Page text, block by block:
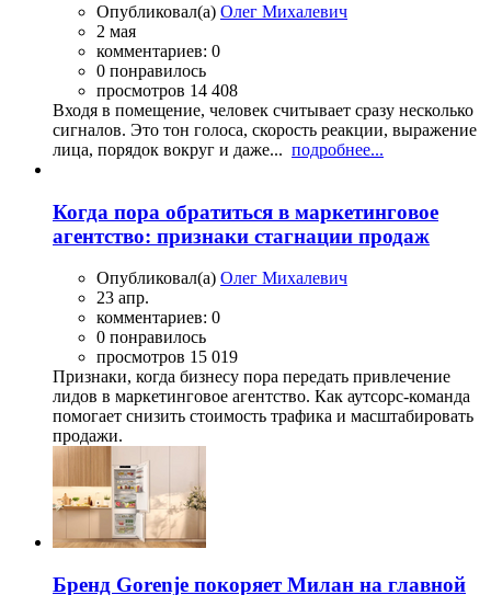
Опубликовал(а) Олег Михалевич
2 мая
комментариев: 0
0 понравилось
просмотров 14 408
Входя в помещение, человек считывает сразу несколько
сигналов. Это тон голоса, скорость реакции, выражение
лица, порядок вокруг и даже... подробнее...
Когда пора обратиться в маркетинговое
агентство: признаки стагнации продаж
Опубликовал(а) Олег Михалевич
23 апр.
комментариев: 0
0 понравилось
просмотров 15 019
Признаки, когда бизнесу пора передать привлечение
лидов в маркетинговое агентство. Как аутсорс-команда
помогает снизить стоимость трафика и масштабировать
продажи.
Бренд Gorenje покоряет Милан на главной